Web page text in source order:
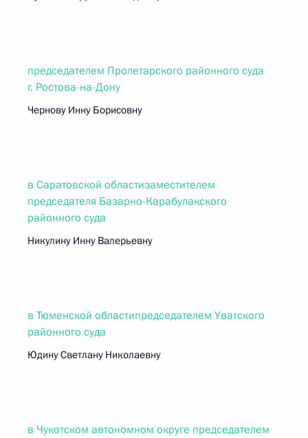
председателем Пролетарского районного суда
г. Ростова-на-Дону
Чернову Инну Борисовну
в Саратовской областизаместителем
председателя Базарно-Карабулакского
районного суда
Никулину Инну Валерьевну
в Тюменской областипредседателем Уватского
районного суда
Юдину Светлану Николаевну
в Чукотском автономном округе председателем